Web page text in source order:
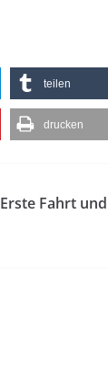
teilen
drucken
Erste Fahrt